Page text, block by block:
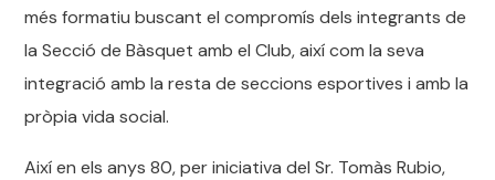
més formatiu buscant el compromís dels integrants de
la Secció de Bàsquet amb el Club, així com la seva
integració amb la resta de seccions esportives i amb la
pròpia vida social.
Així en els anys 80, per iniciativa del Sr. Tomàs Rubio,